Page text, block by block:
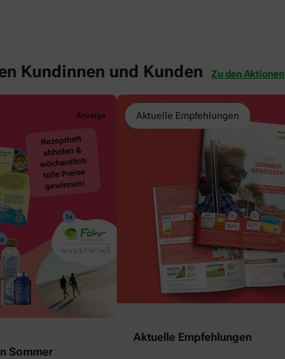
Kundinnen und Kunden Zu den Aktionen
Sommer
Aktuelle Empfehlungen
Aktuelle Empfehlungen